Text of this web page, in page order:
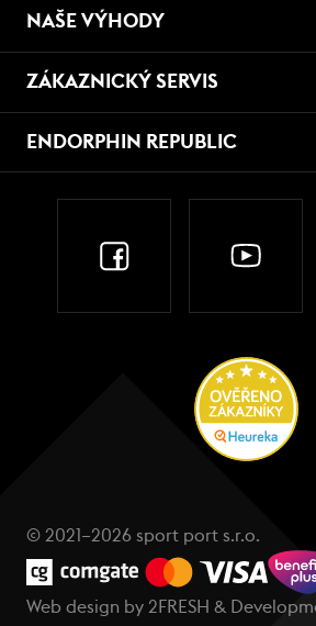
NAŠE VÝHODY
ZÁKAZNICKÝ SERVIS
ENDORPHIN REPUBLIC
© 2021–2026 sport port s.r.o.
Web design by 2FRESH &